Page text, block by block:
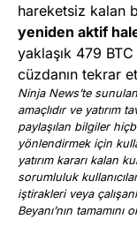
hareketsiz kalan
yeniden aktif
yaklaşık 479
cüzdanın tekrar
Ninja News’te
amaçlıdır ve yatırım
paylaşılan bilgiler
yönlendirmek için
yatırım kararı kalan
sorumluluk
iştirakleri veya
Beyanı’nın tamamını